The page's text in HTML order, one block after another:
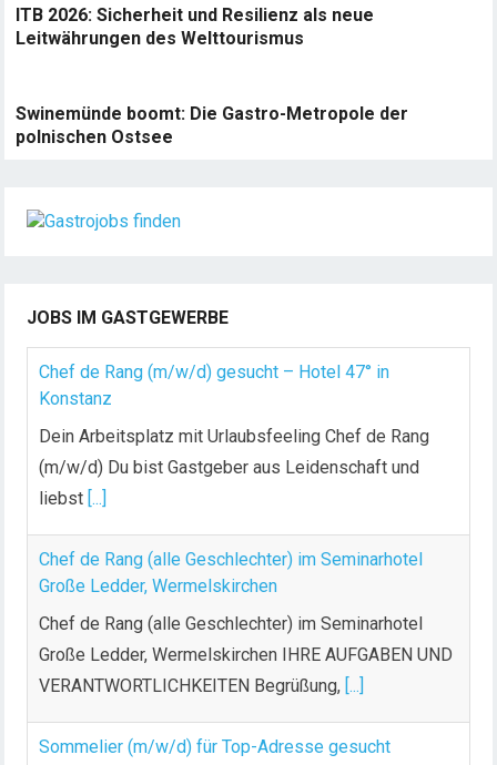
ITB 2026: Sicherheit und Resilienz als neue
Leitwährungen des Welttourismus
Swinemünde boomt: Die Gastro-Metropole der
polnischen Ostsee
JOBS IM GASTGEWERBE
Chef de Rang (m/w/d) gesucht – Hotel 47° in
Konstanz
Dein Arbeitsplatz mit Urlaubsfeeling Chef de Rang
(m/w/d) Du bist Gastgeber aus Leidenschaft und
liebst [...]
Chef de Rang (alle Geschlechter) im Seminarhotel
Große Ledder, Wermelskirchen
Chef de Rang (alle Geschlechter) im Seminarhotel
Große Ledder, Wermelskirchen IHRE AUFGABEN UND
VERANTWORTLICHKEITEN Begrüßung, [...]
Sommelier (m/w/d) für Top-Adresse gesucht